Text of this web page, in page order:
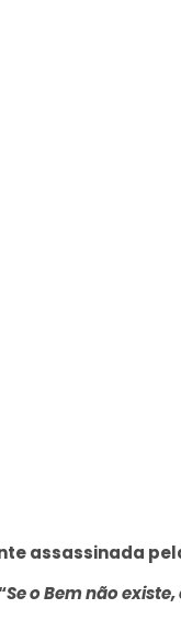
assassinada
Se o Bem não